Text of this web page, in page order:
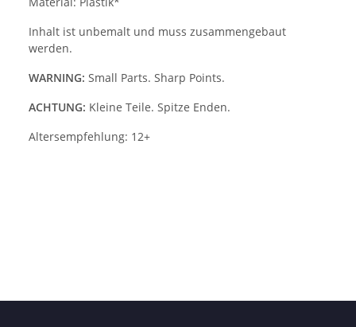
Inhalt ist unbemalt und muss zusammengebaut
werden.
WARNING: Small Parts. Sharp Points.
ACHTUNG: Kleine Teile. Spitze Enden.
Altersempfehlung: 12+